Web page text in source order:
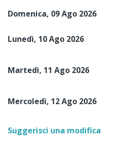
Domenica, 09 Ago 2026
Lunedì, 10 Ago 2026
Martedì, 11 Ago 2026
Mercoledì, 12 Ago 2026
Suggerisci una modifica